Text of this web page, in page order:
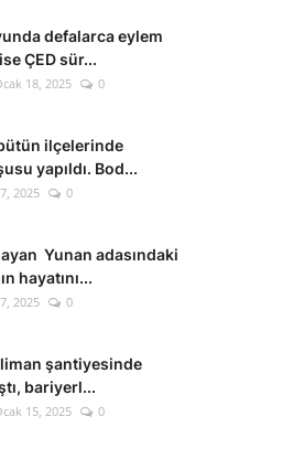
defalarca eylem
ÇED sür...
18, 2025 0
ilçelerinde
yapıldı. Bod...
2025 0
Yunan adasındaki
hayatını...
2025 0
şantiyesinde
bariyerl...
15, 2025 0